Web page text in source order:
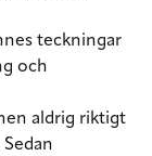
teckningar
och
aldrig riktigt